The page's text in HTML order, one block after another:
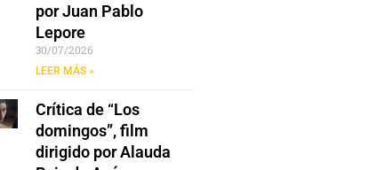
por Juan Pablo
Lepore
30/07/2026
LEER MÁS »
Crítica de “Los
domingos”, film
dirigido por Alauda